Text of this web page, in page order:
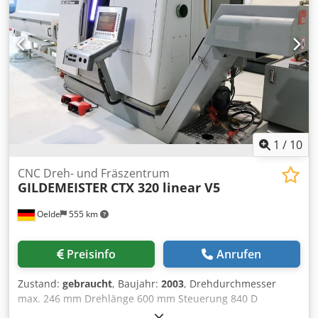
Angebotsumfang gemäss Fotostrecke u.a dabei sind:
Nakamura Drehmaschine, Werkzeughalter (angetrieben
und nicht angebtrieben), Spannzangen, komplette
Betriebsdokumentation, Portallader und Laderoboter,
Iemca Master 880 Verso Stangenlader, Peripheriegeräte
(Späneförderer, Transformer, Ölnebelabscheider etc) Für
die Richtigkeit, Vollständigkeit und Aktualität der Angaben
wird keine Gewähr übernommen.
9200 U/min Antriebsleistung 5 kW Platzbedarf (B x T x H)
1850 x 2550 x 2400 mm
1 / 10
Oelde 555 km
CNC Dreh- und Fräszentrum
GILDEMEISTER CTX 320 linear V5
Preisinfo Anrufen
Zustand: gebraucht, Baujahr: 2003, Drehdurchmesser
max. 246 mm Drehlänge 600 mm Steuerung 840 D
Powerline Siemens Umlaufdurchmesser über Bett 400 mm